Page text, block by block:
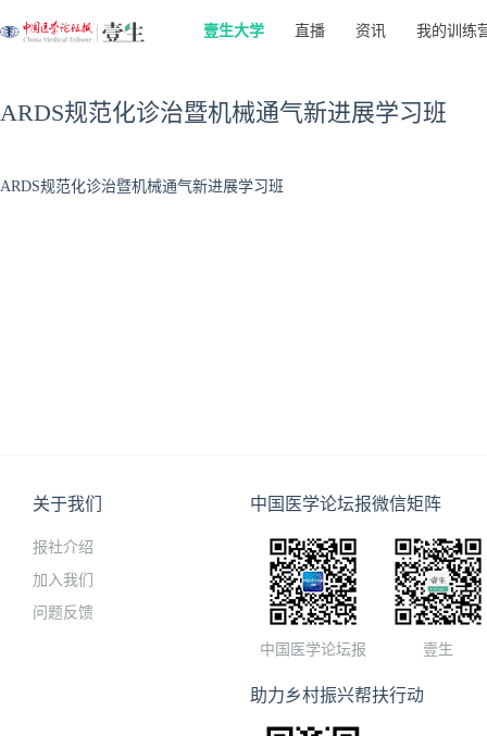
壹生大学 直播 资讯 我的训练
ARDS规范化诊治暨机械通气新进展学习班
ARDS规范化诊治暨机械通气新进展学习班
关于我们
报社介绍
加入我们
问题反馈
中国医学论坛报微信矩阵
中国医学论坛报 壹生
助力乡村振兴帮扶行动